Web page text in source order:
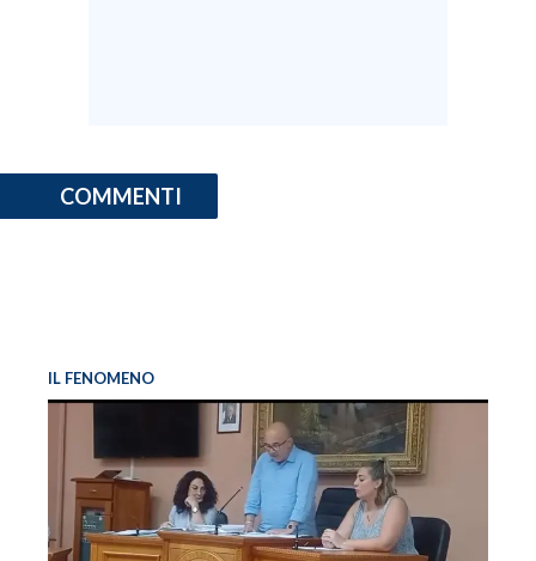
COMMENTI
IL FENOMENO